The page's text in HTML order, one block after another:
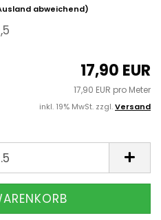
abweichend)
17,90 EUR
17,90 EUR pro Meter
inkl. 19% MwSt. zzgl.Versand